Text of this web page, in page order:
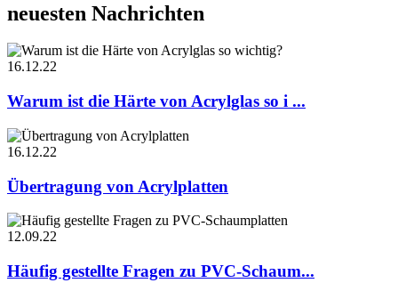
neuesten Nachrichten
16.12.22
Warum ist die Härte von Acrylglas so i ...
16.12.22
Übertragung von Acrylplatten
12.09.22
Häufig gestellte Fragen zu PVC-Schaum...